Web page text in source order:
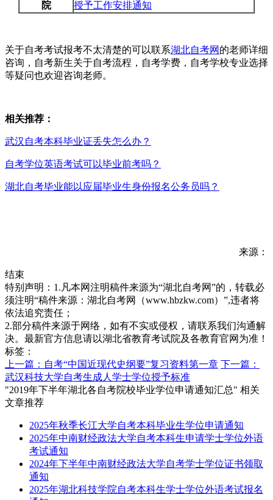
院
授予工作安排通知
关于自考考试报考不太清楚的可以联系湖北自考网 的老师详细
咨询，自考新生关于自考流程，自考学费，自考学校专业选择
等疑问也欢迎咨询老师。
相关推荐：
武汉自考本科毕业证丢失怎么办？
自考学位英语考试可以毕业前考吗？
湖北自考毕业能以应届毕业生身份报名公务员吗？
来源：
结束
特别声明：1.凡本网注明稿件来源为“湖北自考网”的，转载必
须注明“稿件来源：湖北自考网（www.hbzkw.com）”,违者将
依法追究责任；
2.部分稿件来源于网络，如有不实或侵权，请联系我们沟通解
决。最新官方信息请以湖北省教育考试院及各教育官网为准！
标签：
上一篇：自考“中国近现代史纲要”复习资料第一章 下一篇：
武汉科技大学自考生成人学士学位授予标准
"2019年下半年湖北各自考院校毕业学位申请通知汇总" 相关
文章推荐
2025年秋季长江大学自考本科毕业生学位申请通知
2025年中南财经政法大学自考本科生申请学士学位外语
考试通知
2024年下半年中南财经政法大学自考学士学位证书领取
通知
2025年湖北科技学院自考本科生学士学位外语考试报名